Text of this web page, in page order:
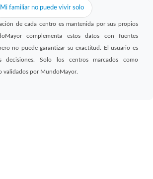
Mi familiar no puede vivir solo
de cada centro es mantenida por sus propios
complementa estos datos con fuentes
no puede garantizar su exactitud. El usuario es
decisiones. Solo los centros marcados como
validados por MundoMayor.